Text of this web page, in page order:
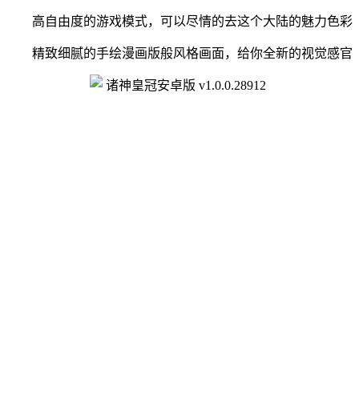
高自由度的游戏模式，可以尽情的去这个大陆的魅力色彩
精致细腻的手绘漫画版般风格画面，给你全新的视觉感官